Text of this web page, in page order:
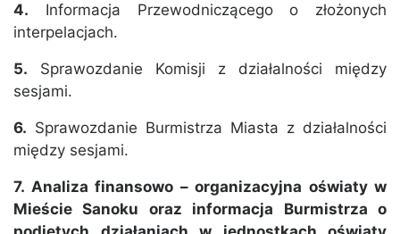
4. Informacja Przewodniczącego o złożonych
interpelacjach.
5. Sprawozdanie Komisji z działalności między
sesjami.
6. Sprawozdanie Burmistrza Miasta z działalności
między sesjami.
7. Analiza finansowo – organizacyjna oświaty w
Mieście Sanoku oraz informacja Burmistrza o